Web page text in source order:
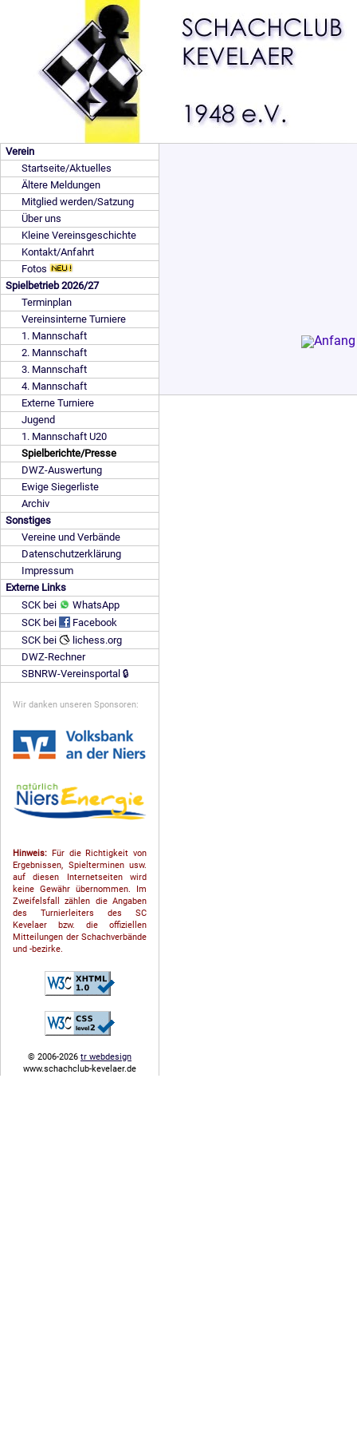
Verein
Startseite/Aktuelles
Ältere Meldungen
Mitglied werden/Satzung
Über uns
Kleine Vereinsgeschichte
Kontakt/Anfahrt
Fotos
Spielbetrieb 2026/27
Terminplan
Vereinsinterne Turniere
1. Mannschaft
2. Mannschaft
3. Mannschaft
4. Mannschaft
Externe Turniere
Jugend
1. Mannschaft U20
Spielberichte/Presse
DWZ-Auswertung
Ewige Siegerliste
Archiv
Sonstiges
Vereine und Verbände
Datenschutzerklärung
Impressum
Externe Links
SCK bei
WhatsApp
SCK bei
Facebook
SCK bei
lichess.org
DWZ-Rechner
SBNRW-Vereinsportal 🔒
Wir danken unseren Sponsoren:
Hinweis: Für die Richtigkeit von
Ergebnissen, Spielterminen usw.
auf diesen Internetseiten wird
keine Gewähr übernommen. Im
Zweifelsfall zählen die Angaben
des Turnierleiters des SC
Kevelaer bzw. die offiziellen
Mitteilungen der Schach­ver­bände
und -bezirke.
© 2006-2026 tr webdesign
www.schachclub-kevelaer.de